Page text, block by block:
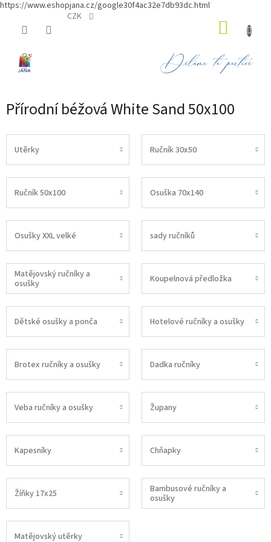
https://www.eshopjana.cz/google30f4ac32e7db93dc.html
CZK
Přírodní béžová White Sand 50x100
Utěrky Ručník 30x50
Ručník 50x100 Osuška 70x140
Osušky XXL velké sady ručníků
Matějovský ručníky a
osušky
Koupelnová předložka
Dětské osušky a ponča Hotelové ručníky a osušky
Brotex ručníky a osušky Dadka ručníky
Veba ručníky a osušky Župany
Kapesníky Chňapky
Žíňky 17x25
Bambusové ručníky a
osušky
Matějovský utěrky